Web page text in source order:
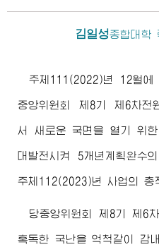
김일성종합대학
주체111(2022)년 12월에
중앙위원회 제8기 제6차전
서 새로운 국면을 열기 위
대발전시켜 5개년계획완수
주체112(2023)년 사업의 총
당중앙위원회 제8기 제6
혹독한 국난을 억척같이 감